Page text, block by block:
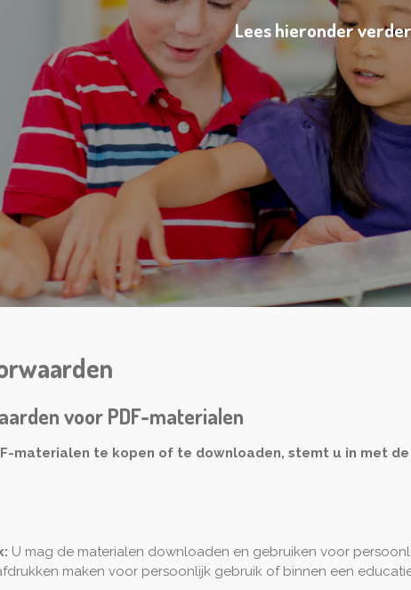
Lees hieronder
voor PDF-materialen
materialen te kopen of te downloaden, stemt u in met
U mag de materialen downloaden en gebruiken voor
maken voor persoonlijk gebruik of binnen een